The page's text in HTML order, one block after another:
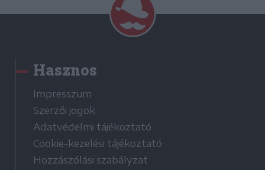
Hasznos
Impresszum
Szerzői jogok
Adatvédelmi tájékoztató
Cookie-kezelési tájékoztató
Hozzászólási szabályzat